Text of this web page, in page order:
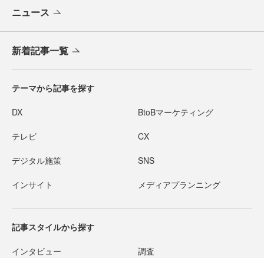
ニュース
新着記事一覧
テーマから記事を探す
DX BtoBマーケティング
テレビ CX
デジタル施策 SNS
インサイト メディアプランニング
記事スタイルから探す
インタビュー 調査